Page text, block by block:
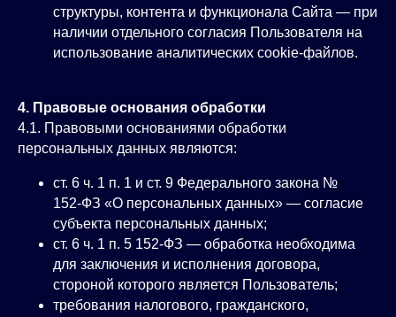
структуры, контента и функционала Сайта — при
наличии отдельного согласия Пользователя на
использование аналитических cookie‑файлов.
4. Правовые основания обработки
4.1. Правовыми основаниями обработки
персональных данных являются:
ст. 6 ч. 1 п. 1 и ст. 9 Федерального закона №
152‑ФЗ «О персональных данных» — согласие
субъекта персональных данных;
ст. 6 ч. 1 п. 5 152‑ФЗ — обработка необходима
для заключения и исполнения договора,
стороной которого является Пользователь;
требования налогового, гражданского,